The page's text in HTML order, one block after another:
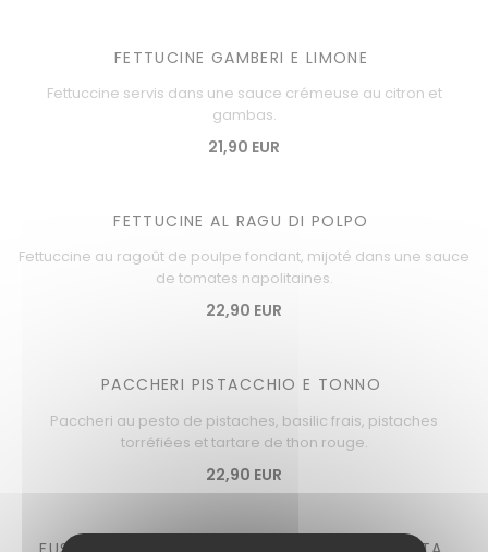
FETTUCINE GAMBERI E LIMONE
Fettuccine servis dans une sauce crémeuse au citron et
gambas.
21,90 EUR
FETTUCINE AL RAGU DI POLPO
Fettuccine au ragoût de poulpe fondant, mijoté dans une sauce
de tomates napolitaines.
22,90 EUR
PACCHERI PISTACCHIO E TONNO
Paccheri au pesto de pistaches, basilic frais, pistaches
torréfiées et tartare de thon rouge.
22,90 EUR